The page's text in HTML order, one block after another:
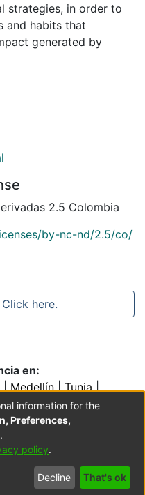
strategies, in order to
and habits that
generated by
2.5 Colombia
by-nc-nd/2.5/co/
here.
en:
|Medellín|Tunja|
de la Orden de
End User
Agreement
Send
Feedback
information for the
Preferences,
.
policy.
Decline That's ok